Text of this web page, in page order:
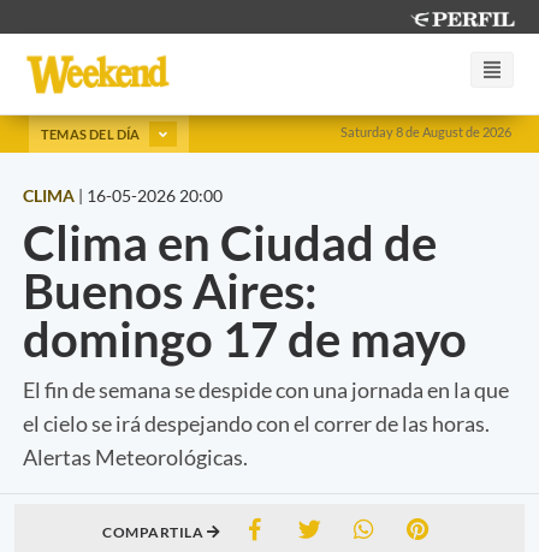
Saturday 8 de August de 2026
TEMAS DEL DÍA
CLIMA | 16-05-2026 20:00
Clima en Ciudad de
Buenos Aires:
domingo 17 de mayo
El fin de semana se despide con una jornada en la que
el cielo se irá despejando con el correr de las horas.
Alertas Meteorológicas.
COMPARTILA